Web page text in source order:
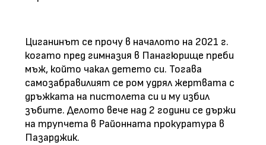
Циганинът се прочу в началото на 2021 г.
когато пред гимназия в Панагюрище преби
мъж, който чакал детето си. Тогава
самозабравилият се ром удрял жертвата с
дръжката на пистолета си и му избил
зъбите. Делото вече над 2 години се държи
на трупчета в Районната прокуратура в
Пазарджик.